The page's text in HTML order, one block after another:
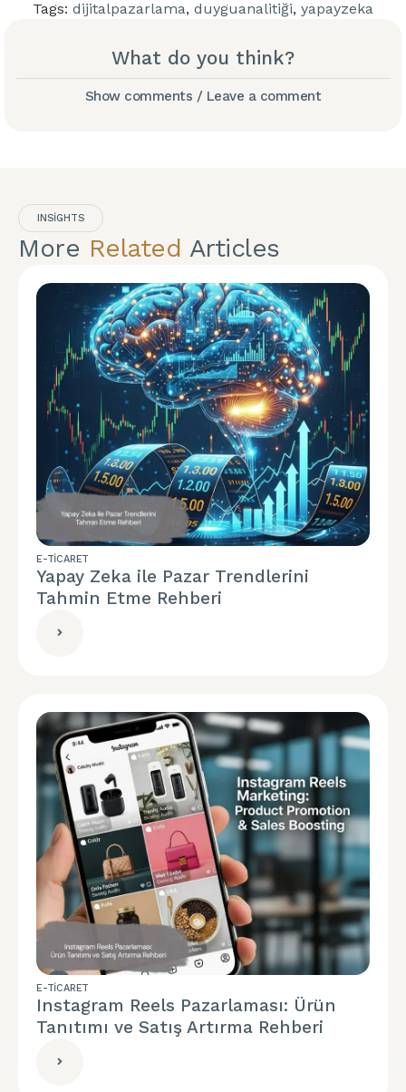
Tags: dijitalpazarlama, duyguanalitiği, yapayzeka
What do you think?
Show comments / Leave a comment
INSIGHTS
More Related Articles
E-TICARET
Yapay Zeka ile Pazar Trendlerini
Tahmin Etme Rehberi
E-TICARET
Instagram Reels Pazarlaması: Ürün
Tanıtımı ve Satış Artırma Rehberi